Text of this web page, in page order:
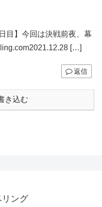
目】今回は決戦前夜、幕
[…]
返信
き込む
リング